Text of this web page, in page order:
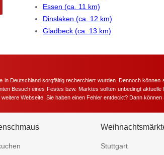
Essen (ca. 11 km)
Dinslaken (ca. 12 km)
Gladbeck (ca. 13 km)
in Deutschland sorgfältig recherchiert wurden. Dennoch
Besuch eines Festes bzw. Marktes sollten unbedingt
Webseite. Sie haben einen Fehler entdeckt? Dann können
Stuttgart